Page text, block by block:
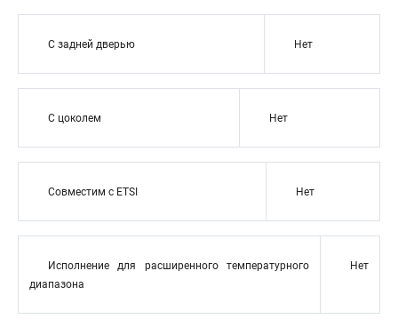
С задней дверью Нет
С цоколем Нет
Совместим с ETSI Нет
Исполнение для расширенного температурного
диапазона
Нет